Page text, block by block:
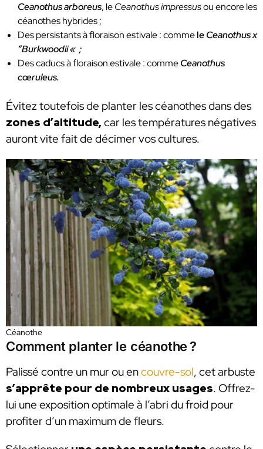
Ceanothus arboreus, leCeanothus impressusou encore les
céanothes hybrides ;
Des persistants à floraison estivale : commeleCeanothus x
“Burkwoodii « ;
Des caducs à floraison estivale : commeCeanothus
cœruleus.
Évitez toutefois de planter les céanothes dans des
zones d’altitude,car les températures négatives
auront vite fait de décimer vos cultures.
Céanothe
Comment planter le céanothe ?
Palissé contre un mur ou encouvre-sol, cet arbuste
s’apprête pour de nombreux usages. Offrez-
lui une exposition optimale à l’abri du froid pour
profiter d’un maximum de fleurs.